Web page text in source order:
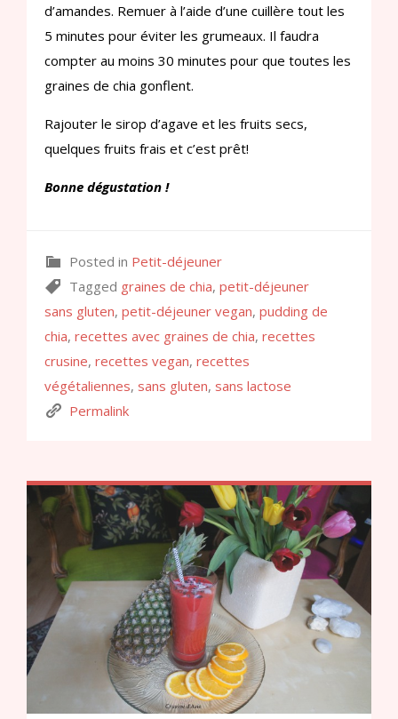
d’amandes. Remuer à l’aide d’une cuillère tout les
5 minutes pour éviter les grumeaux. Il faudra
compter au moins 30 minutes pour que toutes les
graines de chia gonflent.
Rajouter le sirop d’agave et les fruits secs,
quelques fruits frais et c’est prêt!
Bonne dégustation !
Posted in Petit-déjeuner
Tagged graines de chia, petit-déjeuner
sans gluten, petit-déjeuner vegan, pudding de
chia, recettes avec graines de chia, recettes
crusine, recettes vegan, recettes
végétaliennes, sans gluten, sans lactose
Permalink